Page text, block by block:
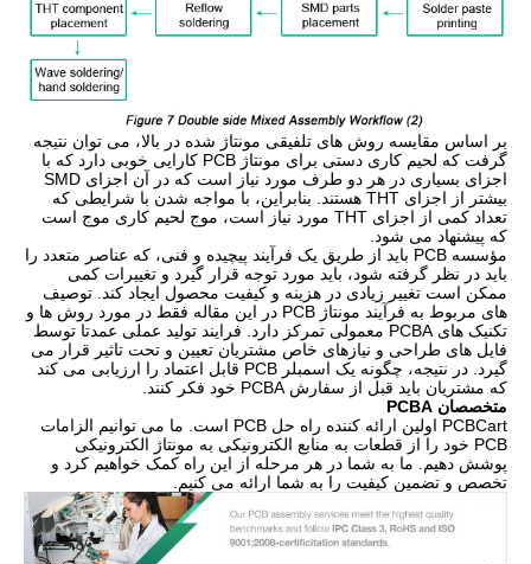
بر اساس مقایسه روش های تلفیقی مونتاژ شده در بالا، می توان نتیجه
گرفت که لحیم کاری دستی برای مونتاژ PCB کارایی خوبی دارد که با
اجزای بسیاری در هر دو طرف مورد نیاز است که در آن اجزای SMD
بیشتر از اجزای THT هستند. بنابراین، با مواجه شدن با شرایطی که
تعداد کمی از اجزای THT مورد نیاز است، موج لحیم کاری موج است
که پیشنهاد می شود.
مؤسسه PCB باید از طریق یک فرآیند پیچیده و فنی، که عناصر متعدد را
باید در نظر گرفته شود، باید مورد توجه قرار گیرد و تغییرات کمی
ممکن است تغییر زیادی در هزینه و کیفیت محصول ایجاد کند. توصیف
های مربوط به فرآیند مونتاژ PCB در این مقاله فقط در مورد روش ها و
تکنیک های PCBA معمولی تمرکز دارد. فرایند تولید عملی عمدتا توسط
فایل های طراحی و نیازهای خاص مشتریان تعیین و تحت تاثیر قرار می
گیرد. در نتیجه، چگونه یک اسمبلر PCB قابل اعتماد را ارزیابی می کند
که مشتریان باید قبل از سفارش PCBA خود فکر کنند.
متخصصان PCBA
PCBCart اولین ارائه کننده راه حل PCB است. ما می توانیم الزامات
PCB خود را از قطعات به منابع الکترونیکی به مونتاژ الکترونیکی
پوشش دهیم. ما به شما در هر مرحله از این راه کمک خواهیم کرد و
تخصص و تضمین کیفیت را به شما ارائه می کنیم.